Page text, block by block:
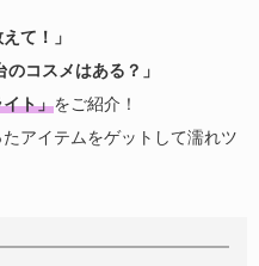
て！」
コスメはある？」
ト」をご紹介！
アイテムをゲットして濡れツ